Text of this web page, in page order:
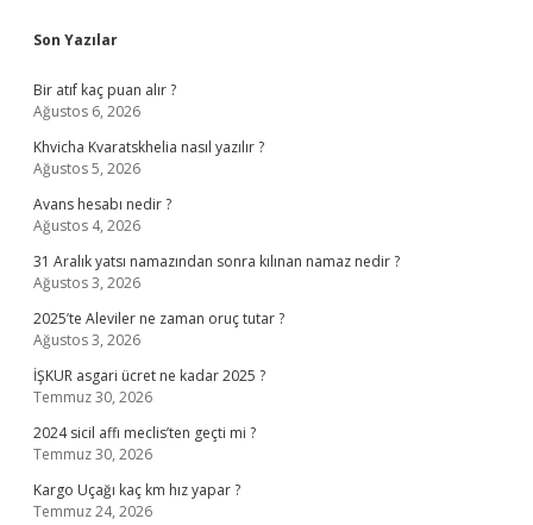
Sidebar
Son Yazılar
Bir atıf kaç puan alır ?
Ağustos 6, 2026
Khvicha Kvaratskhelia nasıl yazılır ?
Ağustos 5, 2026
Avans hesabı nedir ?
Ağustos 4, 2026
31 Aralık yatsı namazından sonra kılınan namaz nedir ?
Ağustos 3, 2026
2025’te Aleviler ne zaman oruç tutar ?
Ağustos 3, 2026
İŞKUR asgari ücret ne kadar 2025 ?
Temmuz 30, 2026
2024 sicil affı meclis’ten geçti mi ?
Temmuz 30, 2026
Kargo Uçağı kaç km hız yapar ?
Temmuz 24, 2026